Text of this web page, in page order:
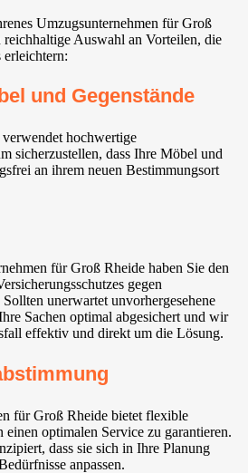
Umzugsunternehmen für Groß
reichhaltige Auswahl an Vorteilen, die
erleichtern:
und Gegenstände
verwendet hochwertige
sicherzustellen, dass Ihre Möbel und
an ihrem neuen Bestimmungsort
für Groß Rheide haben Sie den
gegen
unerwartet unvorhergesehene
Sachen optimal abgesichert und wir
effektiv und direkt um die Lösung.
für Groß Rheide bietet flexible
optimalen Service zu garantieren.
dass sie sich in Ihre Planung
anpassen.